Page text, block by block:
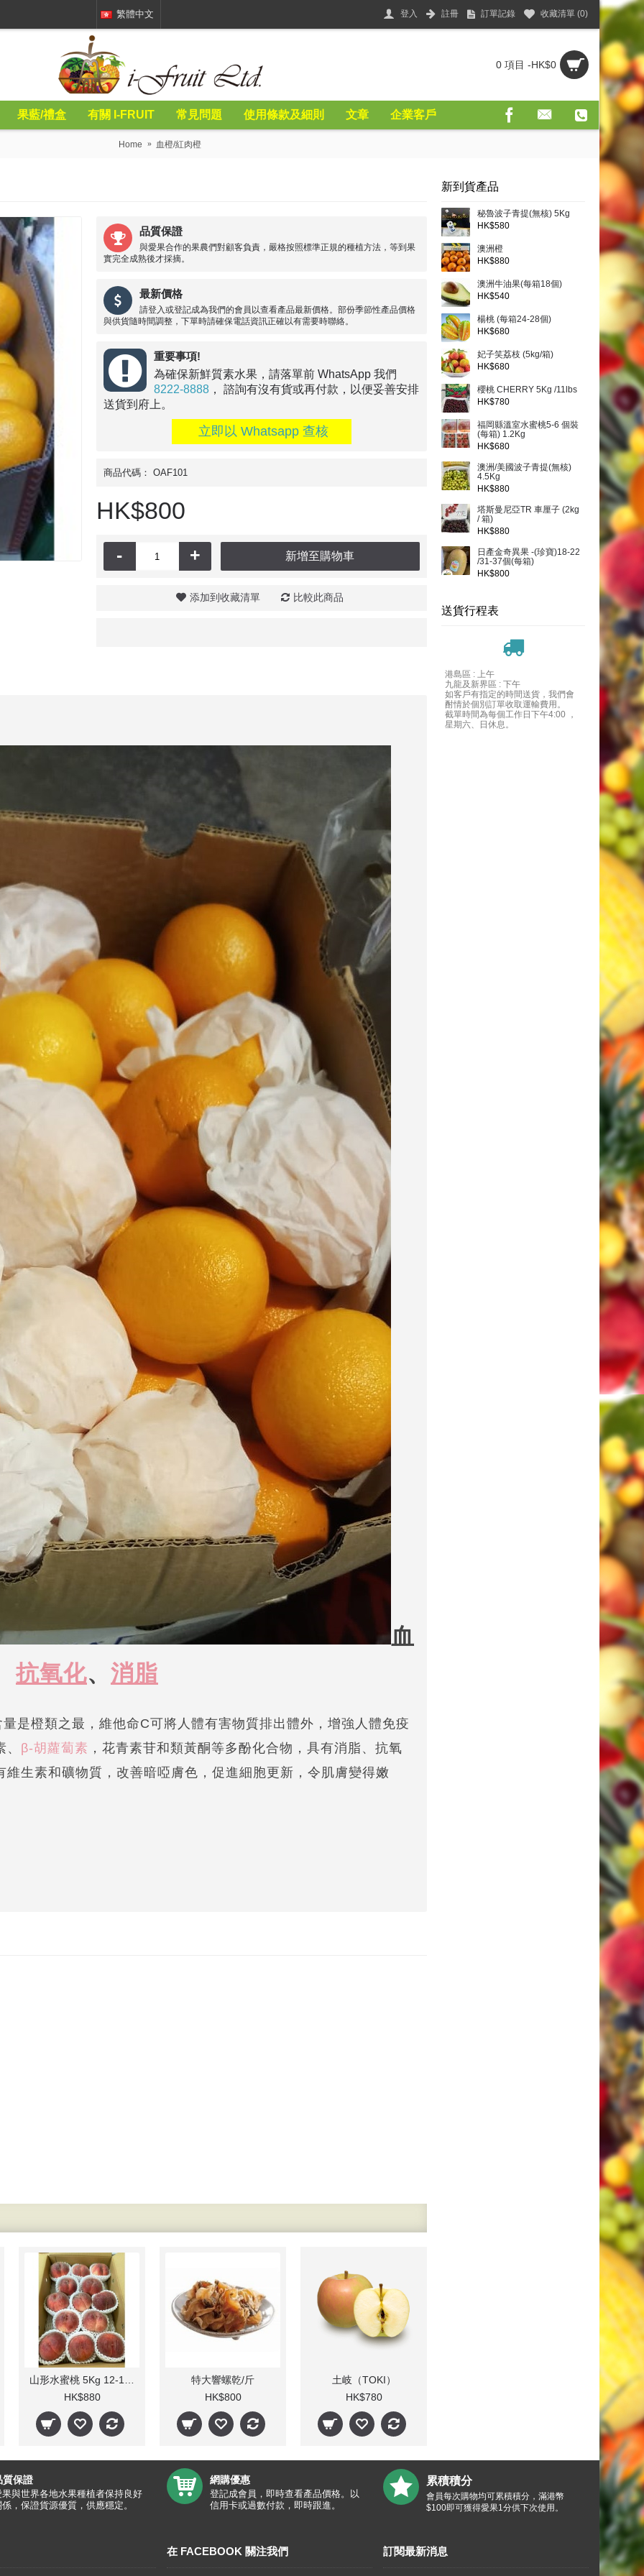
繁體中文 登入 註冊 訂單記錄 收藏清單 (0)
0 項目 -HK$0
果藍/禮盒 有關 I-FRUIT 常見問題 使用條款及細則 文章 企業客戶
Home 血橙/紅肉橙
新到貨產品
秘魯波子青提(無核) 5Kg
HK$580
澳洲橙
HK$880
澳洲牛油果(每箱18個)
HK$540
楊桃 (每箱24-28個)
HK$680
妃子笑荔枝 (5kg/箱)
HK$680
櫻桃 CHERRY 5Kg /11lbs
HK$780
福岡縣溫室水蜜桃5-6 個裝
(每箱) 1.2Kg
HK$680
澳洲/美國波子青提(無核)
4.5Kg
HK$880
塔斯曼尼亞TR 車厘子 (2kg
/ 箱)
HK$880
日產金奇異果 -(珍寶)18-22
/31-37個(每箱)
HK$800
送貨行程表
港島區 : 上午
九龍及新界區 : 下午
如客戶有指定的時間送貨，我們會
酎情於個別訂單收取運輸費用。
截單時間為每個工作日下午4:00 ，
星期六、日休息。
品質保證
與愛果合作的果農們對顧客負責，嚴格按照標準正規的種植方法，等到果
實完全成熟後才採摘。
最新價格
請登入或登記成為我們的會員以查看產品最新價格。部份季節性產品價格
與供貨隨時間調整，下單時請確保電話資訊正確以有需要時聯絡。
重要事項!
為確保新鮮質素水果，請落單前 WhatsApp 我們
8222-8888 ， 諮詢有沒有貨或再付款，以便妥善安排
送貨到府上。
立即以 Whatsapp 查核
商品代碼： OAF101
HK$800
- + 新增至購物車
添加到收藏清單 比較此商品
血
抗氧化、 消脂
是橙類之最，維他命C可將人體有害物質排出體外，增強人體免疫
β-胡蘿蔔素 ，花青素苷和類黃酮等多酚化合物，具有消脂、抗氧
生素和礦物質，改善暗啞膚色，促進細胞更新，令肌膚變得嫩
山形水蜜桃 5Kg 12-15個
HK$880
特大響螺乾/斤
HK$800
土岐（TOKI）
HK$780
質保證
果與世界各地水果種植者保持良好
係，保證貨源優質，供應穩定。
網購優惠
登記成會員，即時查看產品價格。以
信用卡或過數付款，即時跟進。
累積積分
會員每次購物均可累積積分，滿港幣
$100即可獲得愛果1分供下次使用。
在 FACEBOOK 關注我們 訂閱最新消息